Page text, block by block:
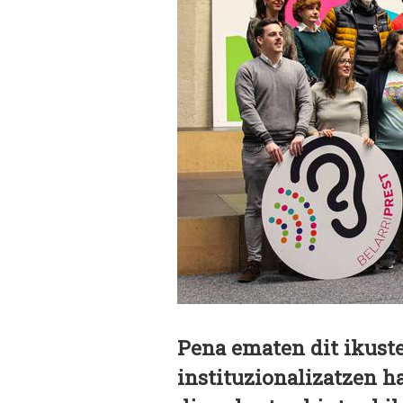
Pena ematen dit
instituzionalizatzen